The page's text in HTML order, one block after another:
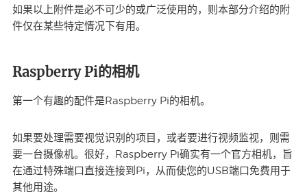
如果以上附件是必不可少的或广泛使用的，则本部分介绍的附
件仅在某些特定情况下有用。
Raspberry Pi的相机
第一个有趣的配件是Raspberry Pi的相机。
如果要处理需要视觉识别的项目，或者要进行视频监视，则需
要一台摄像机。很好，Raspberry Pi确实有一个官方相机，旨
在通过特殊端口直接连接到Pi，从而使您的USB端口免费用于
其他用途。